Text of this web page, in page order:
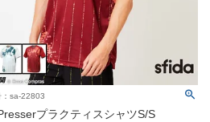
：sa-22803
プラクティスシャツS/S